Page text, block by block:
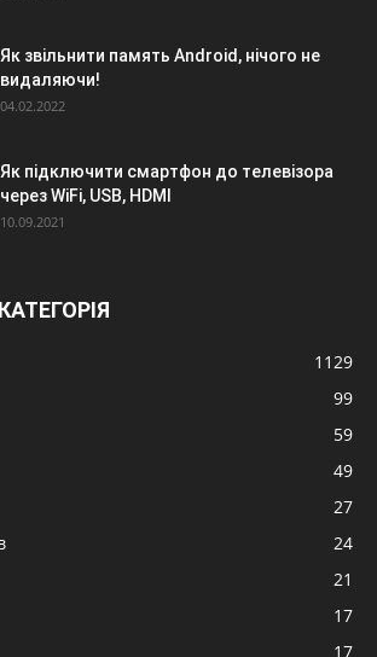
Як звільнити память Android, нічого не
видаляючи!
04.02.2022
Як підключити смартфон до телевізора
через WiFi, USB, HDMI
10.09.2021
1129
99
59
49
27
24
21
17
17